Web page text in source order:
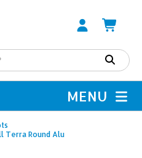
MENU
Terra Round Alu